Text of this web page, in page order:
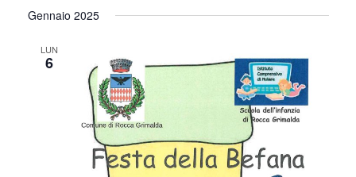
Gennaio 2025
LUN
6